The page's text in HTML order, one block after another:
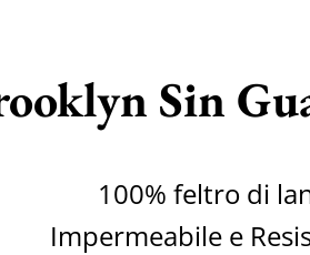
Sin
100% feltro di
Impermeabile e